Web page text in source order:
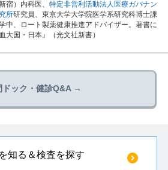
宿）内科医、 特定非営利活動法人医療ガバナン
所研究員、東京大学大学院医学系研究科博士課
中、ロート製薬健康推進アドバイザー。著書に
血大国・日本』（光文社新書）
ドック・健診Q&A →
知る＆検査を探す